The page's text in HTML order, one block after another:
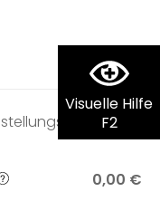
Visuelle Hilfe
F2
0,00 €
0,00 €